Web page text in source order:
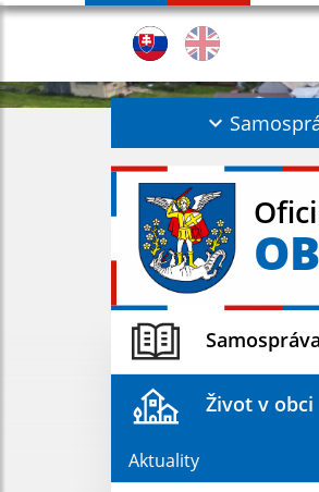
Samospráva
Život v obci
Aktuality